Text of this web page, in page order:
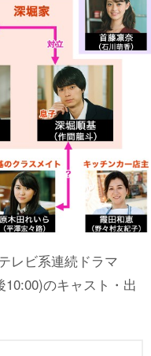
レビ系連続ドラマ
10:00)のキャスト・出